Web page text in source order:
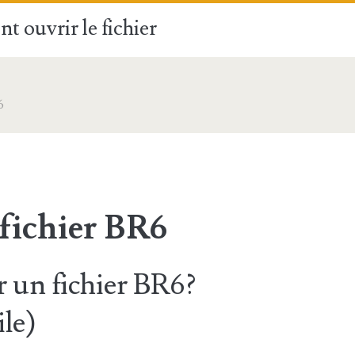
ouvrir le fichier
BR6
fichier BR6?